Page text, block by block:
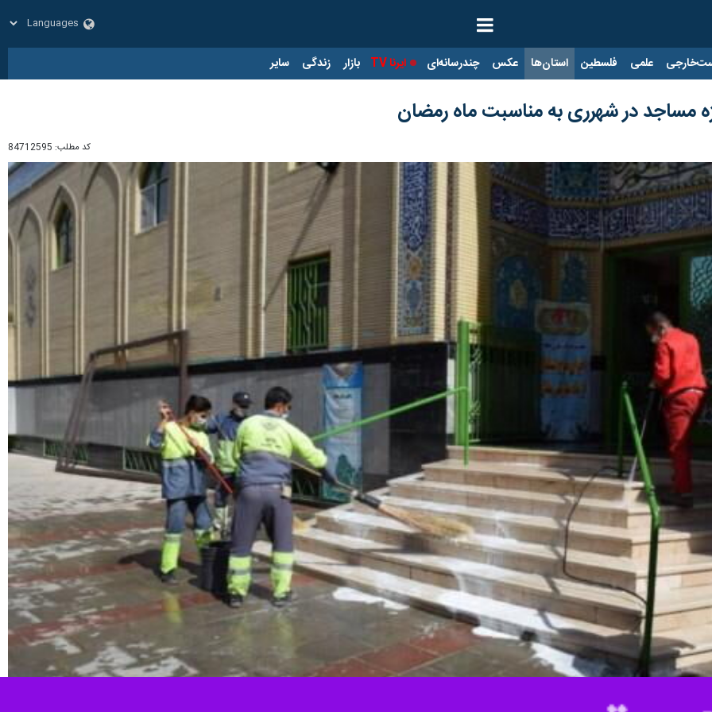
علمی فلسطین استان‌ها عکس چندرسانه‌ای ایرنا TV بازار زندگی سایر
مساجد در شهرری به مناسبت ماه رمضان
کد مطلب: 84712595